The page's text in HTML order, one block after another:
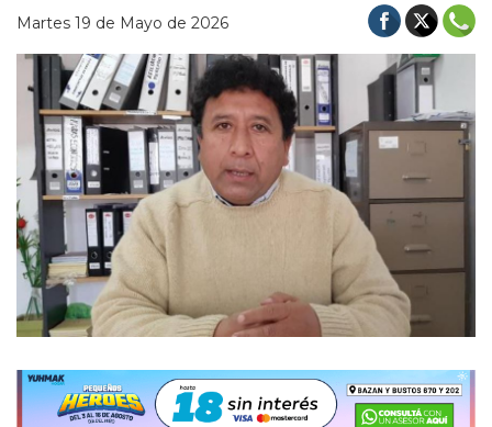
Martes 19 de Mayo de 2026